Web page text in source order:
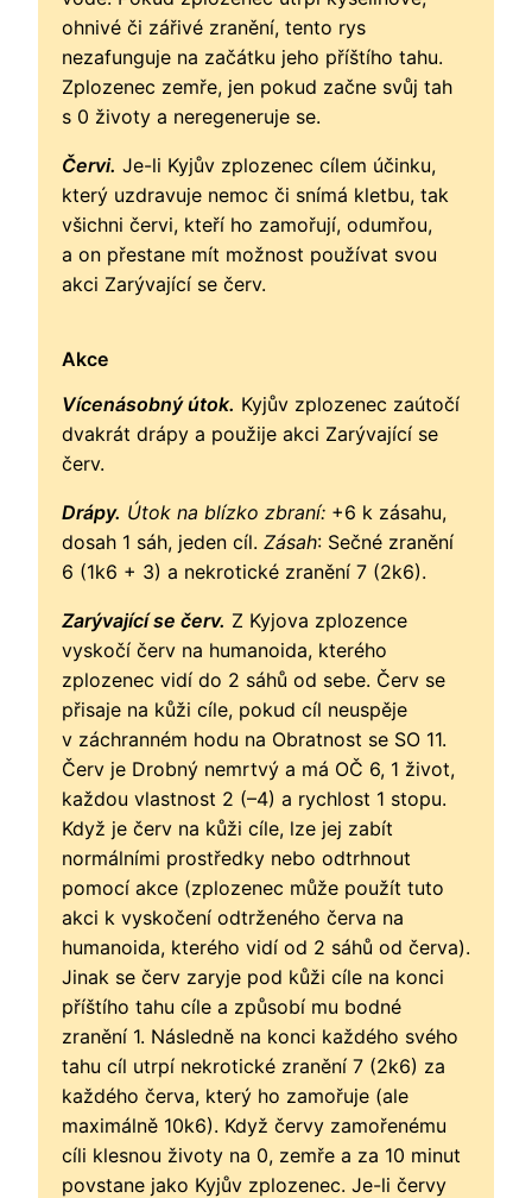
ohnivé či zářivé zranění, tento rys
nezafunguje na začátku jeho příštího tahu.
Zplozenec zemře, jen pokud začne svůj tah
s 0 životy a neregeneruje se.
Červi. Je-li Kyjův zplozenec cílem účinku,
který uzdravuje nemoc či snímá kletbu, tak
všichni červi, kteří ho zamořují, odumřou,
a on přestane mít možnost používat svou
akci Zarývající se červ.
Akce
Vícenásobný útok. Kyjův zplozenec zaútočí
dvakrát drápy a použije akci Zarývající se
červ.
Drápy. Útok na blízko zbraní: +6 k zásahu,
dosah 1 sáh, jeden cíl. Zásah: Sečné zranění
6 (1k6 + 3) a nekrotické zranění 7 (2k6).
Zarývající se červ. Z Kyjova zplozence
vyskočí červ na humanoida, kterého
zplozenec vidí do 2 sáhů od sebe. Červ se
přisaje na kůži cíle, pokud cíl neuspěje
v záchranném hodu na Obratnost se SO 11.
Červ je Drobný nemrtvý a má OČ 6, 1 život,
každou vlastnost 2 (–4) a rychlost 1 stopu.
Když je červ na kůži cíle, lze jej zabít
normálními prostředky nebo odtrhnout
pomocí akce (zplozenec může použít tuto
akci k vyskočení odtrženého červa na
humanoida, kterého vidí od 2 sáhů od červa).
Jinak se červ zaryje pod kůži cíle na konci
příštího tahu cíle a způsobí mu bodné
zranění 1. Následně na konci každého svého
tahu cíl utrpí nekrotické zranění 7 (2k6) za
každého červa, který ho zamořuje (ale
maximálně 10k6). Když červy zamořenému
cíli klesnou životy na 0, zemře a za 10 minut
povstane jako Kyjův zplozenec. Je-li červy